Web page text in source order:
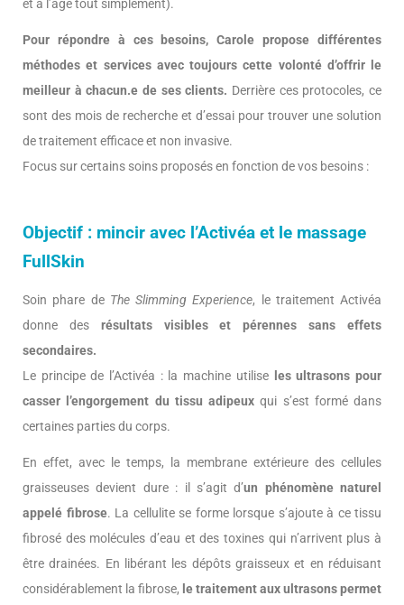
et à l’âge tout simplement).
Pour répondre à ces besoins, Carole propose différentes
méthodes et services avec toujours cette volonté d’offrir le
meilleur à chacun.e de ses clients. Derrière ces protocoles, ce
sont des mois de recherche et d’essai pour trouver une solution
de traitement efficace et non invasive.
Focus sur certains soins proposés en fonction de vos besoins :
Objectif : mincir avec l’Activéa et le massage
FullSkin
Soin phare de The Slimming Experience, le traitement Activéa
donne des résultats visibles et pérennes
sans effets
secondaires.
Le principe de l’Activéa : la machine utilise
les ultrasons pour
casser l’engorgement du tissu adipeuxqui s’est formé dans
certaines parties du corps.
En effet, avec le temps, la membrane extérieure des cellules
graisseuses devient dure : il s’agit d’un phénomène naturel
appelé fibrose. La cellulite se forme lorsque s’ajoute à ce tissu
fibrosé des molécules d’eau et des toxines qui n’arrivent plus à
être drainées. En libérant les dépôts graisseux et en réduisant
considérablement la fibrose, le traitement aux ultrasons permet